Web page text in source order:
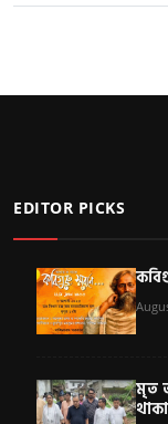
EDITOR PICKS
মৃত